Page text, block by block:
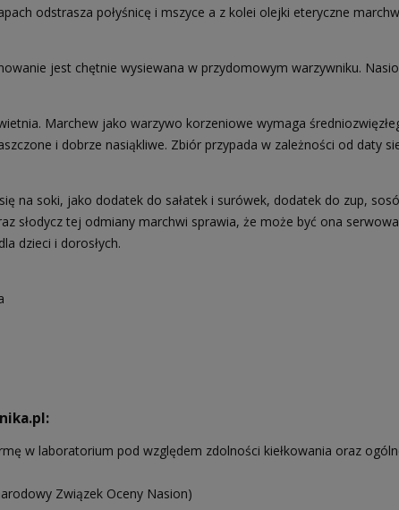
odstrasza połyśnicę i mszyce a z kolei olejki eteryczne
jest chętnie wysiewana w przydomowym warzywniku.
Marchew jako warzywo korzeniowe wymaga
i dobrze nasiąkliwe. Zbiór przypada w zależności od daty
na soki, jako dodatek do sałatek i surówek, dodatek do zup,
słodycz tej odmiany marchwi sprawia, że może być ona
dzieci i dorosłych.
w laboratorium pod względem zdolności kiełkowania oraz
Związek Oceny Nasion)